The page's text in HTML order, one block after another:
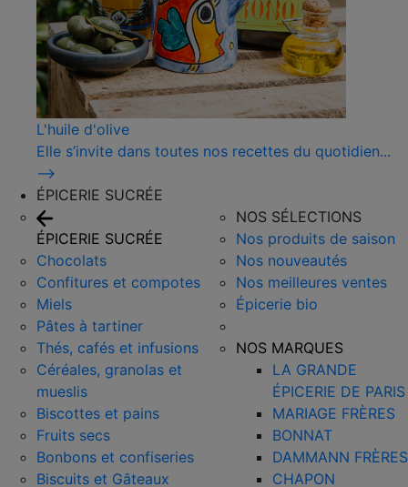
L'huile d'olive
Elle s’invite dans toutes nos recettes du quotidien...
⟶
ÉPICERIE SUCRÉE
ÉPICERIE SUCRÉE
Chocolats
Confitures et compotes
Miels
Pâtes à tartiner
Thés, cafés et infusions
Céréales, granolas et
mueslis
Biscottes et pains
Fruits secs
Bonbons et confiseries
Biscuits et Gâteaux
NOS SÉLECTIONS
Nos produits de saison
Nos nouveautés
Nos meilleures ventes
Épicerie bio
NOS MARQUES
LA GRANDE
ÉPICERIE DE PARIS
MARIAGE FRÈRES
BONNAT
DAMMANN FRÈRES
CHAPON